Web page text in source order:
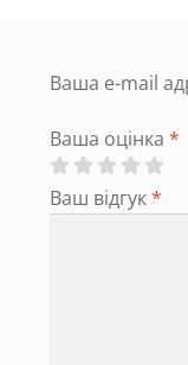
Ваша e-mail
Ваша оцінка *
Ваш відгук*